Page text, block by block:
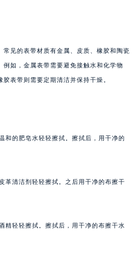
见的表带材质有金属、皮质、橡胶和陶瓷
如，金属表带需要避免接触水和化学物
表带则需要定期清洁并保持干燥。
和的肥皂水轻轻擦拭。擦拭后，用干净的
革清洁剂轻轻擦拭。之后用干净的布擦干
精轻轻擦拭。擦拭后，用干净的布擦干水